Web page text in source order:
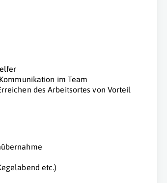
im Team
des Arbeitsortes von Vorteil
etc.)